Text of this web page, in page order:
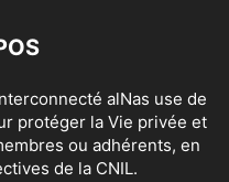
alNas use de
protéger la Vie privée et
ou adhérents, en
de la CNIL.